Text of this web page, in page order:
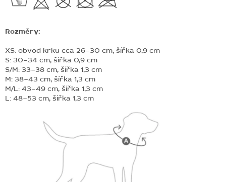
Rozměry:
XS: obvod krku cca 26–30 cm, šířka 0,9 cm
S: 30–34 cm, šířka 0,9 cm
S/M: 33–38 cm, šířka 1,3 cm
M: 38–43 cm, šířka 1,3 cm
M/L: 43–49 cm, šířka 1,3 cm
L: 48–53 cm, šířka 1,3 cm